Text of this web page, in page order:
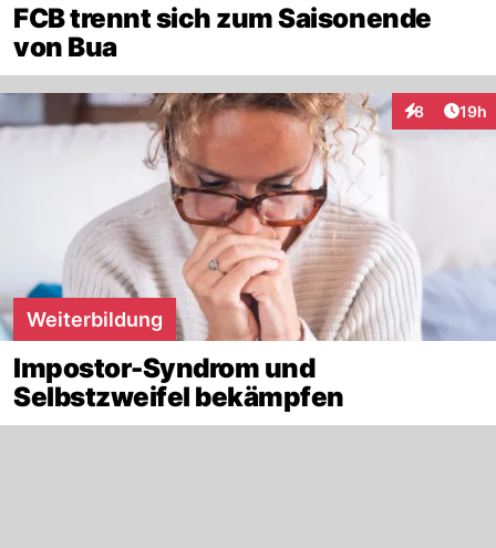
FCB trennt sich zum Saisonende
von Bua
8
Interaktionen
19h
Weiterbildung
Impostor-Syndrom und
Selbstzweifel bekämpfen